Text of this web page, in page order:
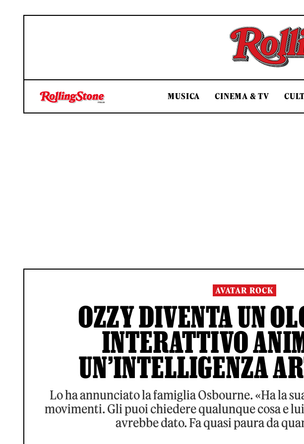
MUSICA CINEMA & TV
AVATAR ROCK
OZZY DIVENTA UN
INTERATTIVO
UN’INTELLIGENZA
Lo ha annunciato la famiglia Osbourne. «Ha la
movimenti. Gli puoi chiedere qualunque cosa e
avrebbe dato. Fa quasi paura da